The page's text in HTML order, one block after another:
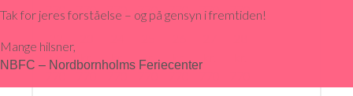
770
770
770
770
770
770
770
kr.
kr.
kr.
Tak for jeres forståelse – og på gensyn i fremtiden!
Mange hilsner,
NBFC – Nordbornholms Feriecenter